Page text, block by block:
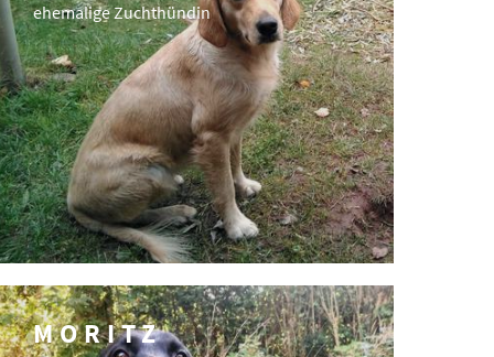
ehemalige Zuchthündin
MORITZ